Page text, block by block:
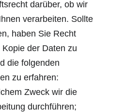
darüber, ob wir
verarbeiten. Sollte
haben Sie Recht
der Daten zu
die folgenden
zu erfahren:
Zweck wir die
durchführen;